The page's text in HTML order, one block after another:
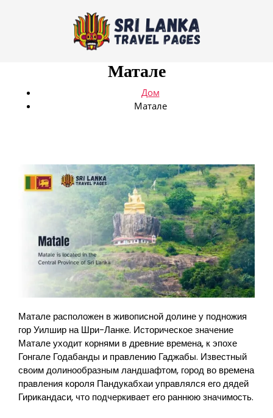
Матале
Дом
Матале
Матале расположен в живописной долине у подножия
гор Уилшир на Шри-Ланке. Историческое значение
Матале уходит корнями в древние времена, к эпохе
Гонгале Годабанды и правлению Гаджабы. Известный
своим долинообразным ландшафтом, город во времена
правления короля Пандукабхаи управлялся его дядей
Гирикандаси, что подчеркивает его раннюю значимость.